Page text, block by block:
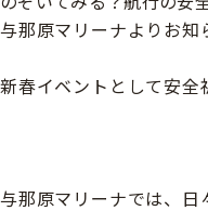
与那原マリーナよりお知
新春イベントとして安全
与那原マリーナでは、